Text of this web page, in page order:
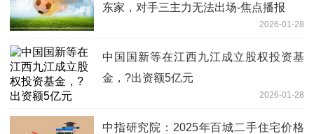
东家，对手三主力无法出场-焦点播报
2026-01-28
中国国新等在江西九江成立股权投资基
金，?出资额5亿元
2026-01-28
中指研究院：2025年百城二手住宅价格